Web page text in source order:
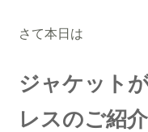
さて本日は
ジャケット
レスのご紹介